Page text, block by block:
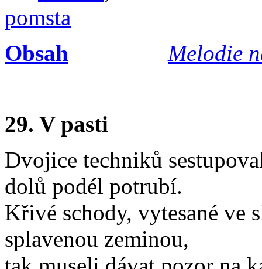
pomsta
Obsah
Melodie
29. V pasti
Dvojice techniků
dolů podél potrubí.
Křivé schody, vytesané ve
splavenou zeminou,